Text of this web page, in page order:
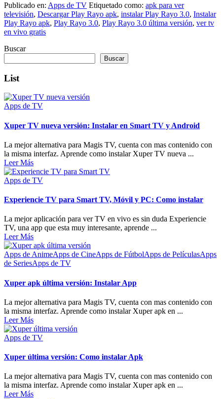
Publicado en: Apps de TV Etiquetado como: apk para ver
televisión, Descargar Play Rayo apk, instalar Play Rayo 3.0, Instalar
Play Rayo apk, Play Rayo 3.0, Play Rayo 3.0 última versión, ver tv
en vivo gratis
Buscar
Buscar
List
Apps de TV
Xuper TV nueva versión: Instalar en Smart TV y Android
La mejor alternativa para Magis TV, cuenta con mas contenido con
la misma interfaz. Aprende como instalar Xuper TV nueva ...
Leer Más
Apps de TV
Experiencie TV para Smart TV, Móvil y PC: Como instalar
La mejor aplicación para ver TV en vivo es sin duda Experiencie
TV, una app que esta muy interesante, aprende ...
Leer Más
Apps de AnimeApps de CineApps de FútbolApps de PelículasApps
de SeriesApps de TV
Xuper apk última versión: Instalar App
La mejor alternativa para Magis TV, cuenta con mas contenido con
la misma interfaz. Aprende como instalar Xuper apk en ...
Leer Más
Apps de TV
Xuper última versión: Como instalar Apk
La mejor alternativa para Magis TV, cuenta con mas contenido con
la misma interfaz. Aprende como instalar Xuper apk en ...
Leer Más